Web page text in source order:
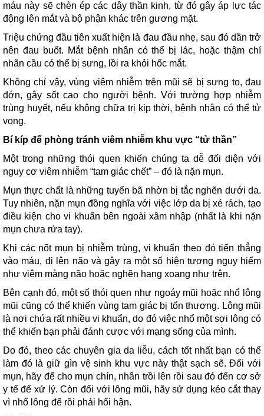
máu này sẽ chèn ép các dây thần kinh, từ đó gây áp lực tác
động lên mắt và bộ phận khác trên gương mặt.
Triệu chứng đầu tiên xuất hiện là đau đầu nhẹ, sau đó dần trở
nên đau buốt. Mắt bệnh nhân có thể bị lác, hoặc thậm chí
nhãn cầu có thể bị sưng, lồi ra khỏi hốc mắt.
Không chỉ vậy, vùng viêm nhiễm trên mũi sẽ bị sưng to, đau
đớn, gây sốt cao cho người bệnh. Với trường hợp nhiễm
trùng huyết, nếu không chữa trị kịp thời, bệnh nhân có thể tử
vong.
Bí kíp để phòng tránh viêm nhiễm khu vực “tử thần”
Một trong những thói quen khiến chúng ta dễ đối diện với
nguy cơ viêm nhiễm “tam giác chết” – đó là nặn mụn.
Mụn thực chất là những tuyến bã nhờn bị tắc nghẽn dưới da.
Tuy nhiên, nặn mụn đồng nghĩa với việc lớp da bị xé rách, tạo
điều kiện cho vi khuẩn bên ngoài xâm nhập (nhất là khi nặn
mụn chưa rửa tay).
Khi các nốt mụn bị nhiễm trùng, vi khuẩn theo đó tiến thẳng
vào máu, đi lên não và gây ra một số hiện tương nguy hiểm
như viêm màng não hoặc nghẽn hang xoang như trên.
Bên cạnh đó, một số thói quen như ngoáy mũi hoặc nhổ lông
mũi cũng có thể khiến vùng tam giác bị tổn thương. Lông mũi
là nơi chứa rất nhiều vi khuẩn, do đó việc nhổ một sợi lông có
thể khiến bạn phải đánh cược với mạng sống của mình.
Do đó, theo các chuyên gia da liễu, cách tốt nhất bạn có thể
làm đó là giữ gìn vệ sinh khu vực này thật sạch sẽ. Đối với
mụn, hãy để cho mụn chín, nhân trồi lên rồi sau đó đến cơ sở
y tế để xử lý. Còn đối với lông mũi, hãy sử dụng kéo cắt thay
vì nhổ lông để rồi phải hối hận.